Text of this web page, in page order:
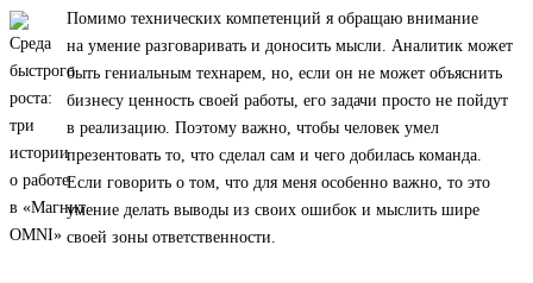
Помимо технических компетенций я обращаю внимание
на умение разговаривать и доносить мысли. Аналитик может
быть гениальным технарем, но, если он не может объяснить
бизнесу ценность своей работы, его задачи просто не пойдут
в реализацию. Поэтому важно, чтобы человек умел
презентовать то, что сделал сам и чего добилась команда.
Если говорить о том, что для меня особенно важно, то это
умение делать выводы из своих ошибок и мыслить шире
своей зоны ответственности.